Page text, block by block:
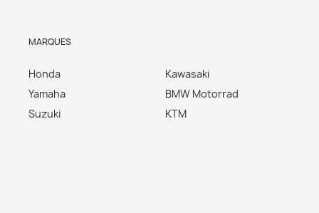
MARQUES
Honda
Yamaha
Suzuki
Kawasaki
BMW Motorrad
KTM